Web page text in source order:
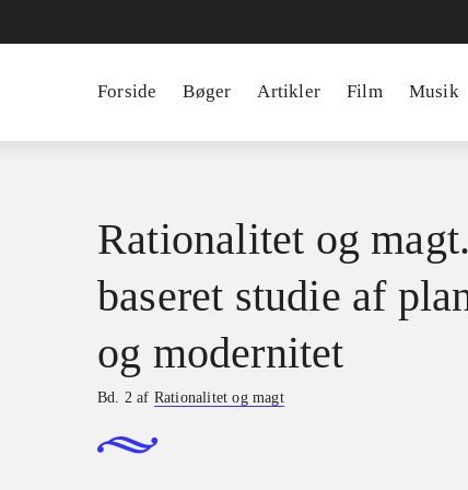
Forside Bøger Artikler Film Musik
Rationalitet og
baseret studie af
og modernitet
Bd. 2 af Rationalitet og magt